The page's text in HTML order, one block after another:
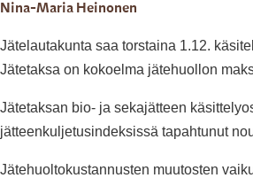
Nina-Maria Heinonen
Jätelautakunta saa torstaina 1.12.
Jätetaksa on kokoelma jätehuollon
Jätetaksan bio- ja sekajätteen
jätteenkuljetusindeksissä tapahtunut
Jätehuoltokustannusten muutosten